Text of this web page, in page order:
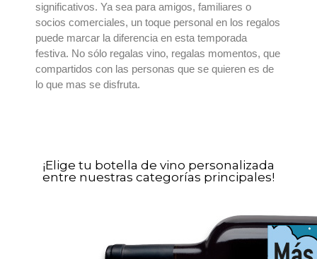
significativos. Ya sea para amigos, familiares o
socios comerciales, un toque personal en los regalos
puede marcar la diferencia en esta temporada
festiva. No sólo regalas vino, regalas momentos, que
compartidos con las personas que se quieren es de
lo que mas se disfruta.
¡Elige tu botella de vino personalizada
entre nuestras categorías principales!